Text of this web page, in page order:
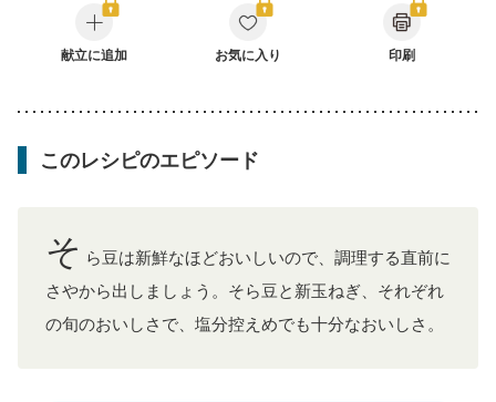
糖尿病性腎症（第３期）
CKD（ステージ１）
CKD（ステージ２）
乳がん（抗がん剤治療中）
乳がん（ホルモン療法中）
乳がん（放射線治療中）
妊娠糖尿病(初期)
産後（母乳）
献立に追加 お気に入り 印刷
このレシピのエピソード
そ ら豆は新鮮なほどおいしいので、調理する直前に
さやから出しましょう。そら豆と新玉ねぎ、それぞれ
の旬のおいしさで、塩分控えめでも十分なおいしさ。